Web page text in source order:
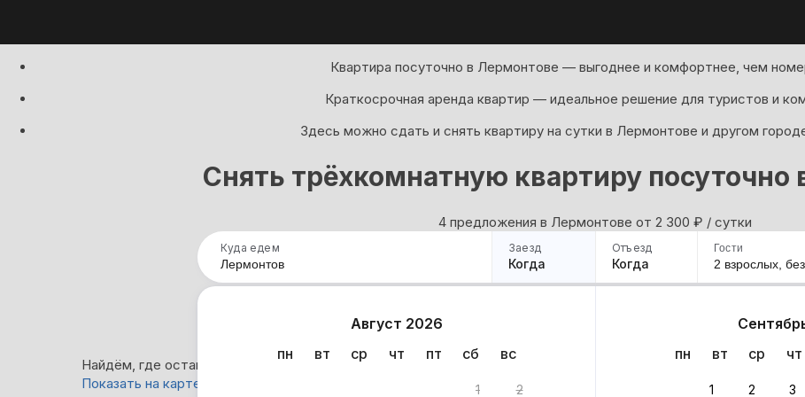
Квартира посуточно в Лермонтове — выгоднее и комфортнее, чем
Краткосрочная аренда квартир — идеальное решение для туристов и
Здесь можно сдать и снять квартиру на сутки в Лермонтове и другом
Снять трёхкомнатную квартиру посуточно
4 предложения в Лермонтове oт 2 300 ₽ / сутки
Куда едем Заезд
Когда
Отъезд
Когда
Август 2026
пн
вт ср чт пт сб вс
1 2
пн
вт ср чт
1 2 3
Гости
2 взрослых,
Найдём, где остановиться в Лермонтове: 4 варианта
Показать на карте